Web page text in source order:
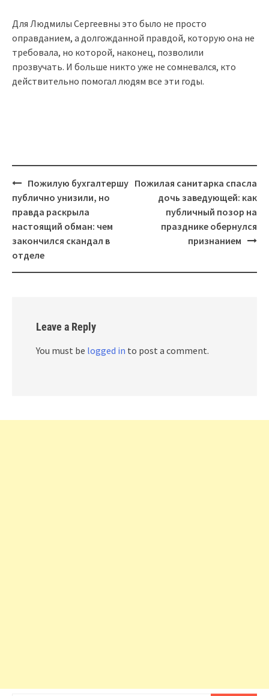
Для Людмилы Сергеевны это было не просто
оправданием, а долгожданной правдой, которую она не
требовала, но которой, наконец, позволили
прозвучать. И больше никто уже не сомневался, кто
действительно помогал людям все эти годы.
Post
navigation
Пожилую бухгалтершу
публично унизили, но
правда раскрыла
настоящий обман: чем
закончился скандал в
отделе
Пожилая санитарка спасла
дочь заведующей: как
публичный позор на
празднике обернулся
признанием
Leave a Reply
You must be logged in to post a comment.